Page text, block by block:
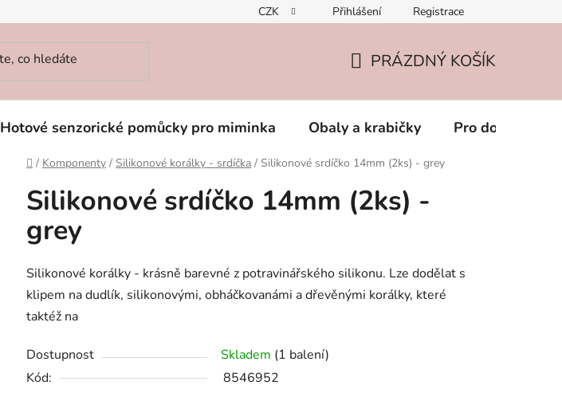
CZK Přihlášení Registrace
KOŠÍK
PRÁZDNÝ KOŠÍK
Hotové senzorické pomůcky pro miminka Obaly a krabičky Pro dospěláky
Domů
/ Komponenty / Silikonové korálky - srdíčka / Silikonové srdíčko 14mm (2ks) - grey
Silikonové srdíčko 14mm (2ks) -
grey
Silikonové korálky - krásně barevné z potravinářského silikonu. Lze dodělat s
klipem na dudlík, silikonovými, obháčkovanámi a dřevěnými korálky, které
taktéž na
Dostupnost Skladem (1 balení)
Kód:
8546952